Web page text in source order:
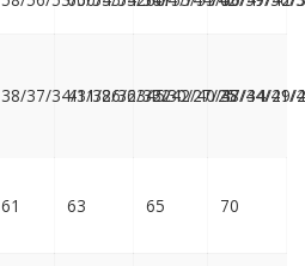
38/37/34/31/26/23/22
41/38/36/33/30/27/25
45/42/40/37/34/29/
48/44/41/
61 63 65 70